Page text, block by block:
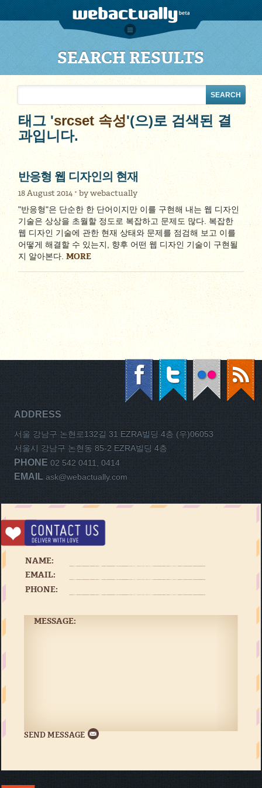
SEARCH RESULTS
태그 'srcset 속성'(으)로 검색된 결
과입니다.
반응형 웹 디자인의 현재
18 August 2014 bywebactually
"반응형"은 단순한 한 단어이지만 이를 구현해 내는 웹 디자인
기술은 상상을 초월할 정도로 복잡하고 문제도 많다. 복잡한
웹 디자인 기술에 관한 현재 상태와 문제를 점검해 보고 이를
어떻게 해결할 수 있는지, 향후 어떤 웹 디자인 기술이 구현될
지 알아본다.MORE
ADDRESS
서울 강남구 논현로132길 31 EZRA빌딩 4층 (우)06053
서울시 강남구 논현동 85-2 EZRA빌딩 4층
PHONE 02 542 0411, 0414
EMAIL ask@webactually.com
NAME:
EMAIL:
PHONE:
MESSAGE: